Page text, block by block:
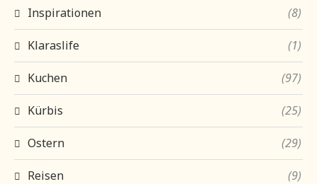
Inspirationen (8)
Klaraslife (1)
Kuchen (97)
Kürbis (25)
Ostern (29)
Reisen (9)